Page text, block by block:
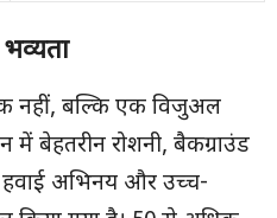
नहीं, बल्कि एक विजुअल
में बेहतरीन रोशनी, बैकग्राउंड
हवाई अभिनय और उच्च-